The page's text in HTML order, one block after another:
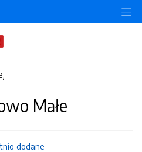
Małe
dodane